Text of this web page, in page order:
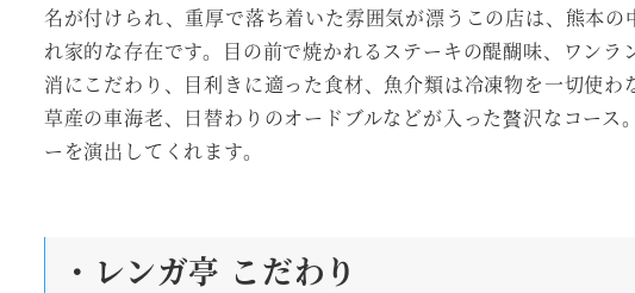
名が付けられ、重厚で落ち着いた雰囲気が漂うこの店は、熊本
れ家的な存在です。目の前で焼かれるステーキの醍醐味、ワン
消にこだわり、目利きに適った食材、魚介類は冷凍物を一切使
草産の車海老、日替わりのオードブルなどが入った贅沢なコー
ーを演出してくれます。
・レンガ亭 こだわり